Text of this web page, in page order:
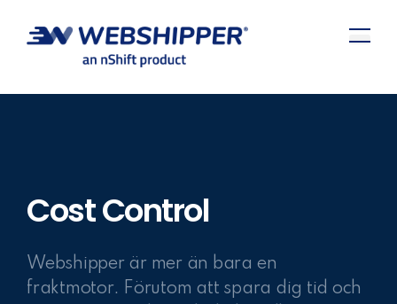
Cost Control
Webshipper är mer än bara en
fraktmotor. Förutom att spara dig tid och